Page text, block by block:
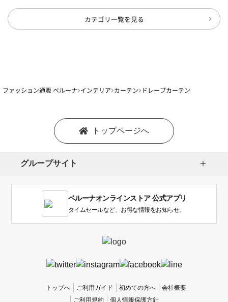
カテゴリ一覧を見る
ファッション通販 ベルーナ インテリア カーテン ドレープカーテン
トップページへ
グループサイト
ベルーナオンラインストア 公式アプリ
タイムセールなど、お得な情報をお知らせ。
トップへ ご利用ガイド 初めての方へ
会社概要
ご利用規約
個人情報保護方針